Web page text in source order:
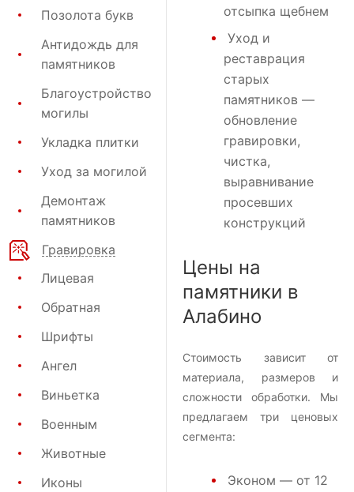
Позолота букв
Антидождь для
памятников
Благоустройство
могилы
Укладка плитки
Уход за могилой
Демонтаж
памятников
Гравировка
Лицевая
Обратная
Шрифты
Ангел
Виньетка
Военным
Животные
Иконы
отсыпка щебнем
Уход и
реставрация
старых
памятников —
обновление
гравировки,
чистка,
выравнивание
просевших
конструкций
Цены на
памятники в
Алабино
Стоимость зависит от
материала, размеров и
сложности обработки. Мы
предлагаем три ценовых
сегмента:
Эконом — от 12